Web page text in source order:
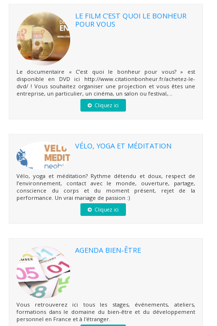
LE FILM C’EST QUOI LE BONHEUR
POUR VOUS
Le documentaire « C’est quoi le bonheur pour vous? » est
disponible en DVD ici http://www.citationbonheur.fr/achetez-le-
dvd/ ! Vous souhaitez organiser une projection et vous êtes une
entreprise, un particulier, un cinéma, un salon ou festival,...
Cliquez ici
VÉLO, YOGA ET MÉDITATION
Vélo, yoga et méditation? Rythme détendu et doux, respect de
l’environnement, contact avec le monde, ouverture, partage,
conscience du corps et du moment présent, rejet de la
performance. Un vrai mariage de passion :)
Cliquez ici
AGENDA BIEN-ÊTRE
Vous retrouverez ici tous les stages, événements, ateliers,
formations dans le domaine du bien-être et du développement
personnel en France et à l'étranger.